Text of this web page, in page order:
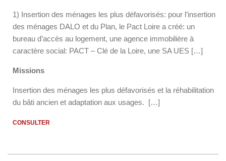
1) Insertion des ménages les plus défavorisés: pour l’insertion
des ménages DALO et du Plan, le Pact Loire a créé: un
bureau d’accès au logement, une agence immobilière à
caractère social: PACT – Clé de la Loire, une SA UES […]
Missions
Insertion des ménages les plus défavorisés et la réhabilitation
du bâti ancien et adaptation aux usages. […]
CONSULTER